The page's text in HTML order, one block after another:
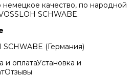
качество, по народной
SCHWABE.
(Германия)
и оплатаУстановка и
Отзывы